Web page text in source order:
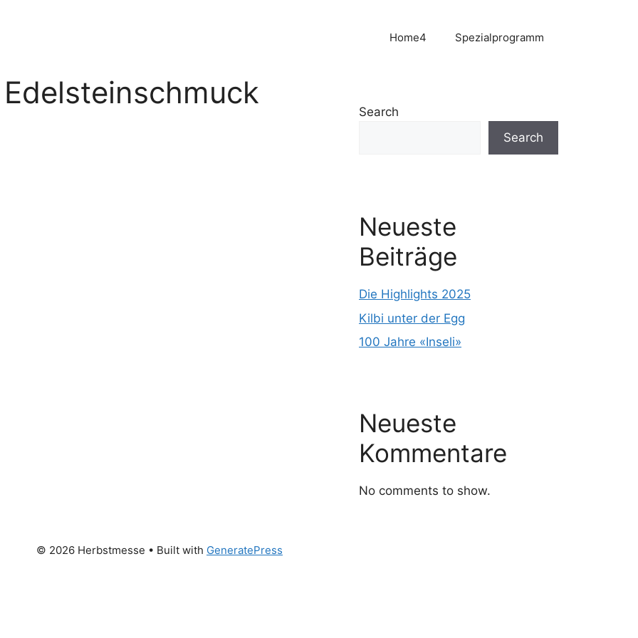
Home4 Spezialprogramm
Search
Search
Neueste
Beiträge
Die Highlights 2025
Kilbi unter der Egg
100 Jahre «Inseli»
Neueste
Kommentare
No comments to show.
© 2026 Herbstmesse • Built with GeneratePress